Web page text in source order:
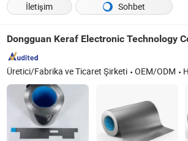
İletişim
Sohbet
Dongguan Keraf Electronic Technology
Üretici/Fabrika ve Ticaret Şirketi OEM/ODM